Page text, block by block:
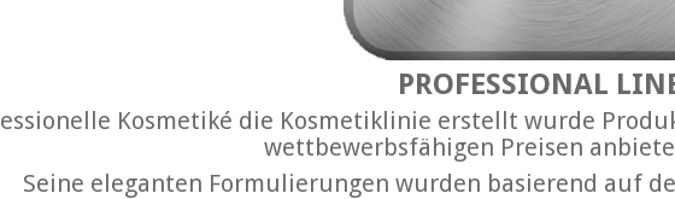
PROFESSIONAL
Kosmetiké die Kosmetiklinie erstellt wurde
wettbewerbsfähigen Preisen
Seine eleganten Formulierungen wurden basierend auf